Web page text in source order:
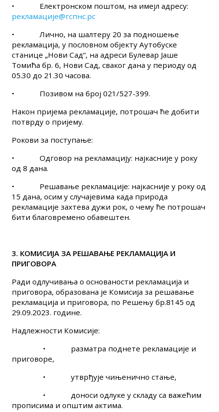
•
Електронском поштом, на имејл адресу:
рекламације@гспнс.рс
•
Лично, на шалтеру 20 за подношење
рекламација, у пословном објекту Аутобуске
станице „Нови Сад“, на адреси Булевар Јаше
Томића бр. 6, Нови Сад, сваког дана у периоду од
05.30 до 21.30 часова.
•
Позивом на број 021/527-399.
Након пријема рекламације, потрошач ће добити
потврду о пријему.
Рокови за поступање:
•
Одговор на рекламацију: најкасније у року
од 8 дана.
•
Решавање рекламације: најкасније у року од
15 дана, осим у случајевима када природа
рекламације захтева дужи рок, о чему ће потрошач
бити благовремено обавештен.
3. КОМИСИЈА ЗА РЕШАВАЊЕ РЕКЛАМАЦИЈА И
ПРИГОВОРА
Ради одлучивања о основаности рекламација и
приговора, образована је Комисија за решавање
рекламација и приговора, по Решењу бр.8145 од
29.09.2023. године.
Надлежности Комисије:
•
разматра поднете рекламације и
приговоре,
•
утврђује чињенично стање,
•
доноси одлуке у складу са важећим
прописима и општим актима.